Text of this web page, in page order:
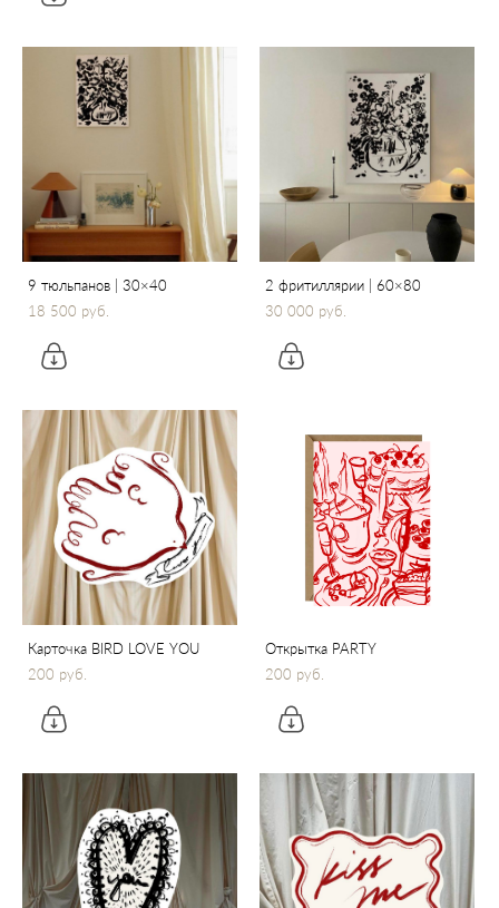
9 тюльпанов | 30×40
18 500 pуб.
2 фритиллярии | 60×80
30 000 pуб.
Карточка BIRD LOVE YOU
200 pуб.
Открытка PARTY
200 pуб.